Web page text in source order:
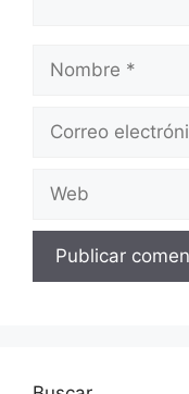
Nombre
Correo
Web